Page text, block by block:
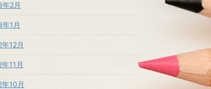
2月
1月
12月
11月
10月